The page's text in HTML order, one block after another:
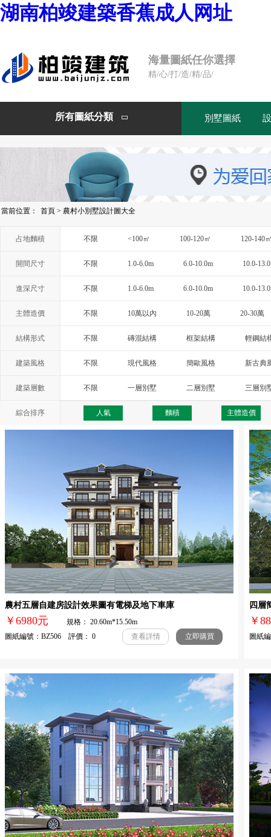
湖南柏竣建築香蕉成人网址
海量圖紙任你選擇
精/心/打/造/精/品/
所有圖紙分類  別墅圖紙
當前位置： 首頁 > 農村小別墅設計圖大全
占地麵積 不限 <100㎡ 100-120㎡ 120-140
開間尺寸 不限 1.0-6.0m 6.0-10.0m 10.0-
進深尺寸 不限 1.0-6.0m 6.0-10.0m 10.0-
主體造價 不限 10萬以內 10-20萬 20-30萬
結構形式 不限 磚混結構 框架結構 輕鋼結
建築風格 不限 現代風格 簡歐風格 新古典
西班牙風格 地中海風格
建築層數 不限 一層別墅 二層別墅 三層別
綜合排序 人氣 麵積 主體造價
農村五層自建房設計效果圖有電梯及地下車庫
￥6980元
規格： 20.60m*15.50m
圖紙編號：BZ506 評價： 0
查看詳情 立即購買
四層
￥
圖紙編